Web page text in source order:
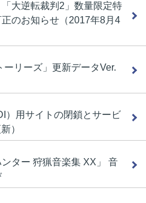
大逆転裁判2」数量限定特
のお知らせ（2017年8月4
ーリーズ」更新データVer.
）用サイトの閉鎖とサービ
）
ター 狩猟音楽集 XX」 音